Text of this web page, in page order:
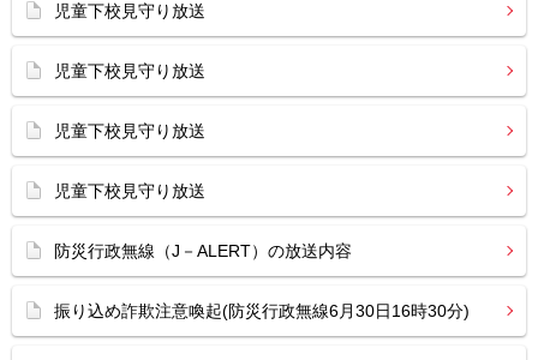
児童下校見守り放送
児童下校見守り放送
児童下校見守り放送
児童下校見守り放送
防災行政無線（J－ALERT）の放送内容
振り込め詐欺注意喚起(防災行政無線6月30日16時30分)